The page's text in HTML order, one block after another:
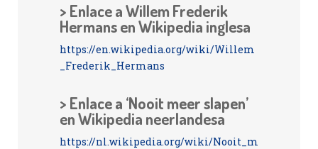
> Enlace a Willem Frederik
Hermans en Wikipedia inglesa
https://en.wikipedia.org/wiki/Willem
_Frederik_Hermans
> Enlace a ‘Nooit meer slapen’
en Wikipedia neerlandesa
https://nl.wikipedia.org/wiki/Nooit_m